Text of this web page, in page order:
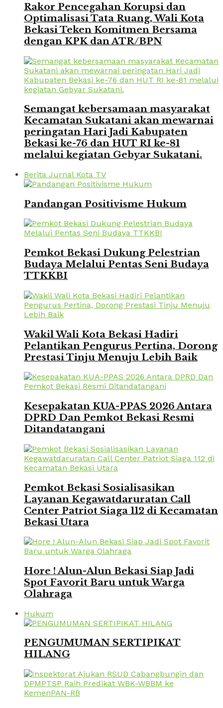
Rakor Pencegahan Korupsi dan
Optimalisasi Tata Ruang, Wali Kota
Bekasi Teken Komitmen Bersama
dengan KPK dan ATR/BPN
Semangat kebersamaan masyarakat
Kecamatan Sukatani akan mewarnai
peringatan Hari Jadi Kabupaten
Bekasi ke-76 dan HUT RI ke-81
melalui kegiatan Gebyar Sukatani.
Berita Jurnal Kota TV
Pandangan Positivisme Hukum
Pemkot Bekasi Dukung Pelestrian
Budaya Melalui Pentas Seni Budaya
TTKKBI
Wakil Wali Kota Bekasi Hadiri
Pelantikan Pengurus Pertina, Dorong
Prestasi Tinju Menuju Lebih Baik
Kesepakatan KUA-PPAS 2026 Antara
DPRD Dan Pemkot Bekasi Resmi
Ditandatangani
Pemkot Bekasi Sosialisasikan
Layanan Kegawatdaruratan Call
Center Patriot Siaga 112 di Kecamatan
Bekasi Utara
Hore ! Alun-Alun Bekasi Siap Jadi
Spot Favorit Baru untuk Warga
Olahraga
Hukum
PENGUMUMAN SERTIPIKAT
HILANG